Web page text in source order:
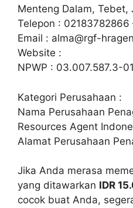
Menteng Dalam, Tebet,
Telepon : 02183782866
Email : alma@rgf-
Website :
NPWP : 03.007.587.3-
Kategori Perusahaan :
Nama Perusahaan
Resources Agent
Alamat Perusahaan
Jika Anda merasa
yang ditawarkan IDR
cocok buat Anda,